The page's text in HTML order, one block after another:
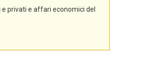
privati e affari economici del